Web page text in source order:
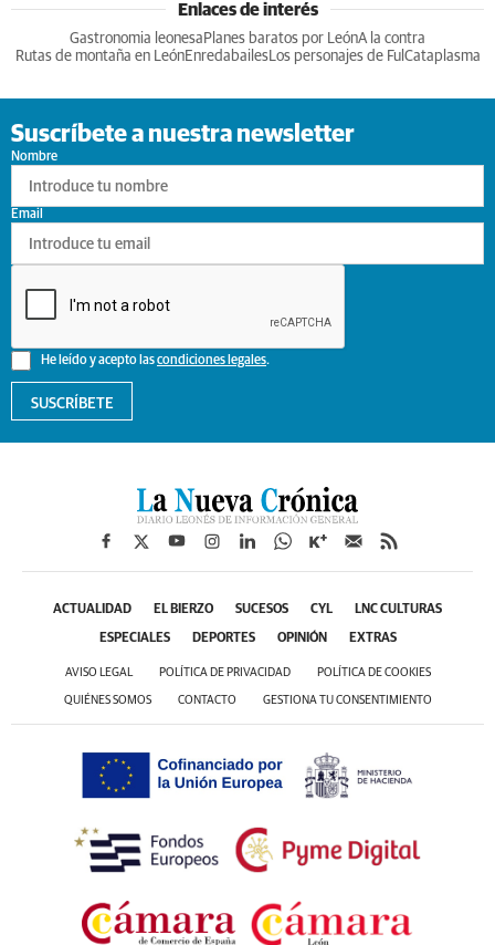
Enlaces de interés
Gastronomia leonesa Planes baratos por LeónA la contra
Rutas de montaña en LeónEnredabailesLos personajes de Ful Cataplasma
Suscríbete a nuestra newsletter
Nombre
He leído y acepto lascondiciones legales.
Email
SUSCRÍBETE
ACTUALIDAD EL BIERZO SUCESOS CYL LNC CULTURAS
ESPECIALES DEPORTES OPINIÓN EXTRAS
AVISO LEGAL POLÍTICA DE PRIVACIDAD POLÍTICA DE COOKIES
QUIÉNES SOMOS CONTACTO GESTIONA TU CONSENTIMIENTO